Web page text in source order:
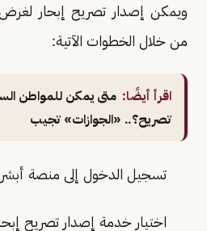
ويمكن إصدار تصريح إبحار
من خلال الخطوات الآتية:
اقرأ أيضًا: متى يمكن للمواطن
تصريح؟.. «الجوازات» تجيب
تسجيل الدخول إلى منصة أبشر
اختيار خدمة إصدار تصريح